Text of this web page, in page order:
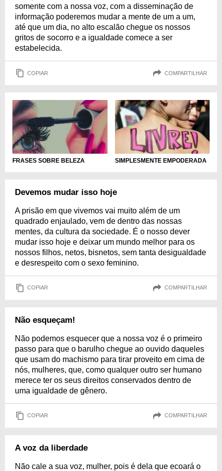
somente com a nossa voz, com a disseminação de
informação poderemos mudar a mente de um a um,
até que um dia, no alto escalão chegue os nossos
gritos de socorro e a igualdade comece a ser
estabelecida.
COPIAR COMPARTILHAR
FRASES SOBRE BELEZA SIMPLESMENTE EMPODERADA
Devemos mudar isso hoje
A prisão em que vivemos vai muito além de um
quadrado enjaulado, vem de dentro das nossas
mentes, da cultura da sociedade. É o nosso dever
mudar isso hoje e deixar um mundo melhor para os
nossos filhos, netos, bisnetos, sem tanta desigualdade
e desrespeito com o sexo feminino.
COPIAR COMPARTILHAR
Não esqueçam!
Não podemos esquecer que a nossa voz é o primeiro
passo para que o barulho chegue ao ouvido daqueles
que usam do machismo para tirar proveito em cima de
nós, mulheres, que, como qualquer outro ser humano
merece ter os seus direitos conservados dentro de
uma igualdade de gênero.
COPIAR COMPARTILHAR
A voz da liberdade
Não cale a sua voz, mulher, pois é dela que ecoará o